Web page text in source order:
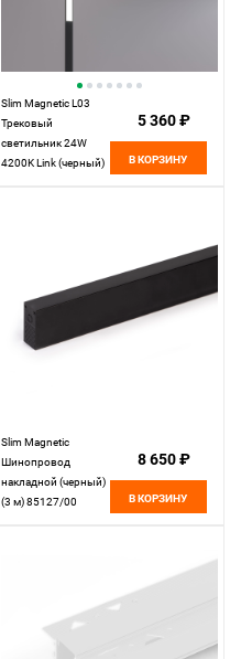
Slim Magnetic L03
Трековый
светильник 24W
4200K Link (черный)
5 360 ₽
В КОРЗИНУ
Slim Magnetic
Шинопровод
накладной (черный)
(3 м) 85127/00
8 650 ₽
В КОРЗИНУ